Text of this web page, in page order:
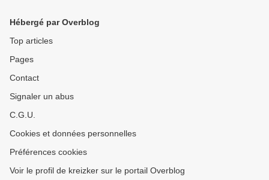
Hébergé par Overblog
Top articles
Pages
Contact
Signaler un abus
C.G.U.
Cookies et données personnelles
Préférences cookies
Voir le profil de kreizker sur le portail Overblog